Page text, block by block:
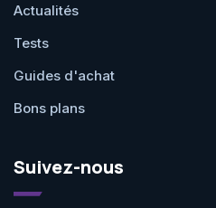
Actualités
Tests
Guides d'achat
Bons plans
Suivez-nous